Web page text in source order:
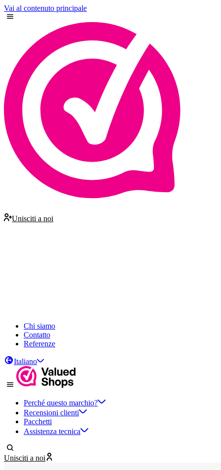
Vai al contenuto principale
Unisciti a noi
Chi siamo
Contatto
Referenze
Italiano
Perché questo marchio?
Recensioni clienti
Pacchetti
Assistenza tecnica
Unisciti a noi